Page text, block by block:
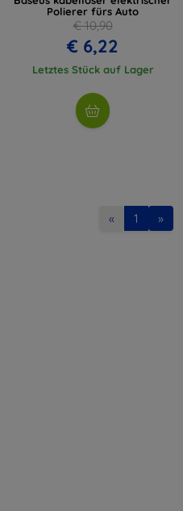
Polierer fürs Auto
€ 10,90
€ 6,22
Letztes Stück auf Lager
« 1 »